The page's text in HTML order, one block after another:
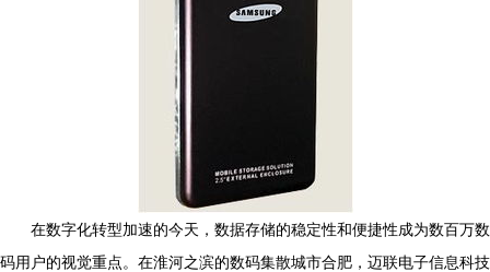
在数字化转型加速的今天，数据存储的稳定性和便捷性成为数百万数
码用户的视觉重点。在淮河之滨的数码集散城市合肥，迈联电子信息科技